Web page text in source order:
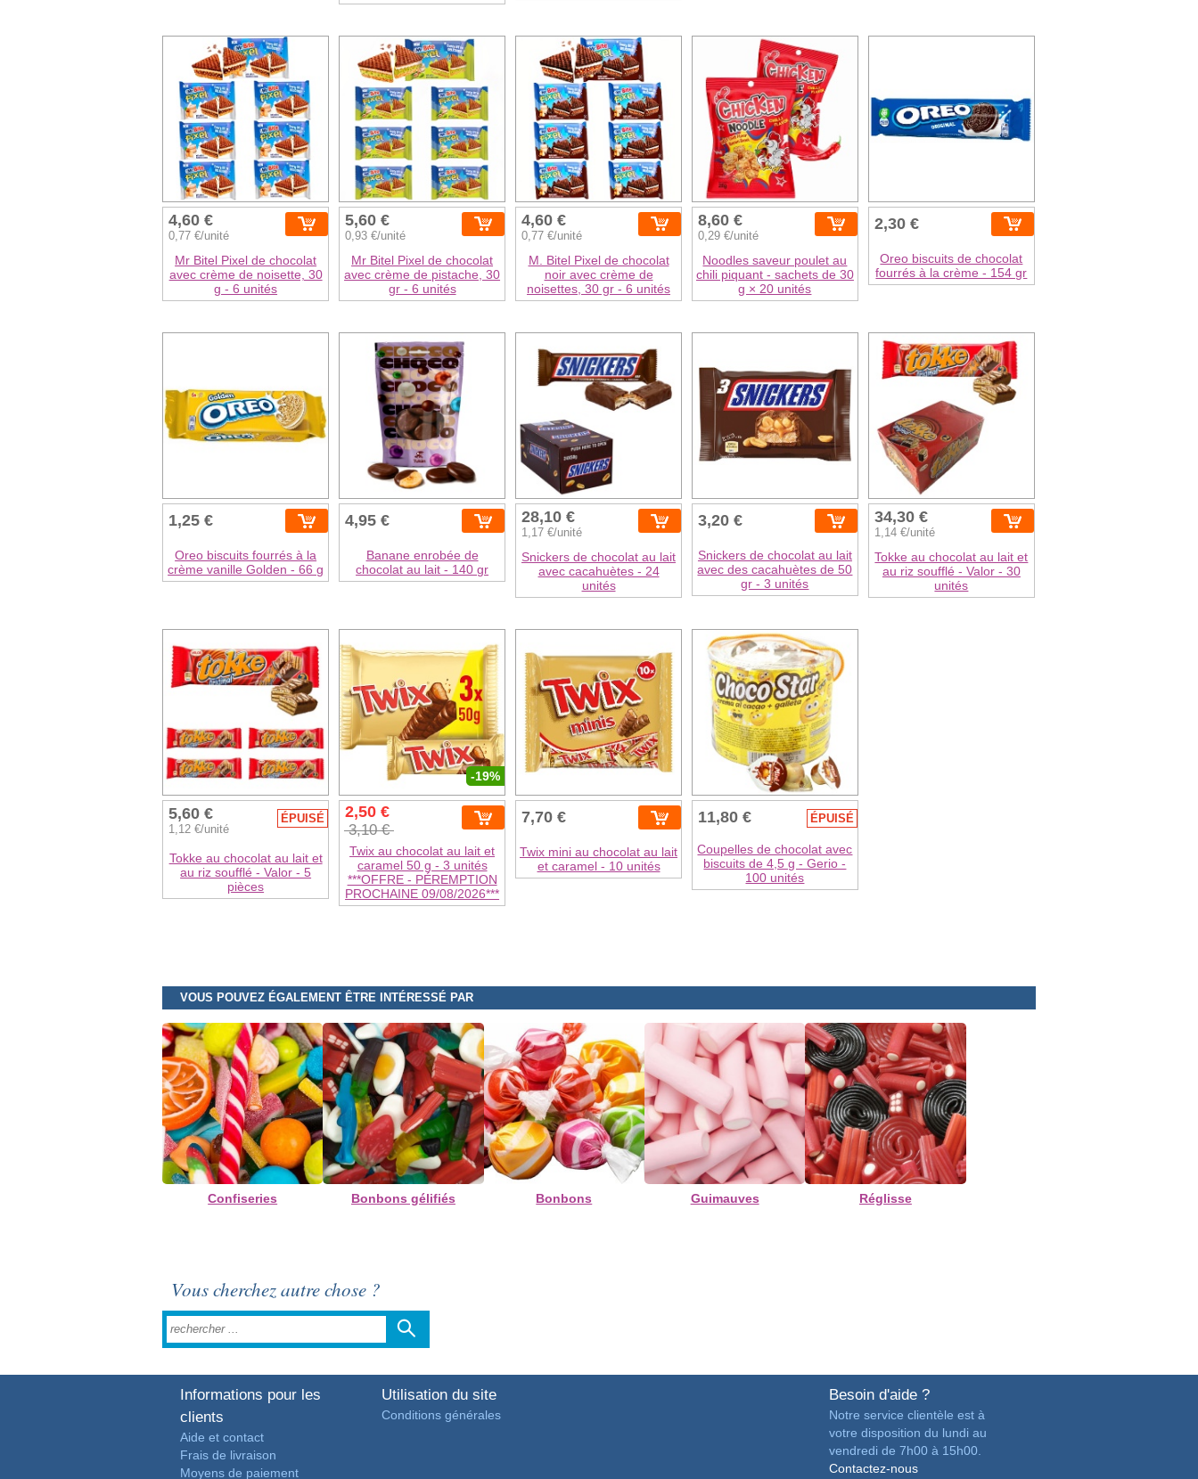
4,60 €
0,77 €/unité
Mr Bitel Pixel de chocolat
avec crème de noisette, 30
g - 6 unités
5,60 €
0,93 €/unité
Mr Bitel Pixel de chocolat
avec crème de pistache, 30
gr - 6 unités
4,60 €
0,77 €/unité
M. Bitel Pixel de chocolat
noir avec crème de
noisettes, 30 gr - 6 unités
8,60 €
0,29 €/unité
Noodles saveur poulet au
chili piquant - sachets de 30
g × 20 unités
2,30 €
Oreo biscuits de chocolat
fourrés à la crème - 154 gr
1,25 €
Oreo biscuits fourrés à la
crème vanille Golden - 66 g
4,95 €
Banane enrobée de
chocolat au lait - 140 gr
28,10 €
1,17 €/unité
Snickers de chocolat au lait
avec cacahuètes - 24
unités
3,20 €
Snickers de chocolat au lait
avec des cacahuètes de 50
gr - 3 unités
34,30 €
1,14 €/unité
Tokke au chocolat au lait et
au riz soufflé - Valor - 30
unités
5,60 €
1,12 €/unité
ÉPUISÉ
Tokke au chocolat au lait et
au riz soufflé - Valor - 5
pièces
-19%
2,50 €
3,10 €
Twix au chocolat au lait et
caramel 50 g - 3 unités
***OFFRE - PÉREMPTION
PROCHAINE 09/08/2026***
7,70 €
Twix mini au chocolat au lait
et caramel - 10 unités
11,80 € ÉPUISÉ
Coupelles de chocolat avec
biscuits de 4,5 g - Gerio -
100 unités
VOUS POUVEZ ÉGALEMENT ÊTRE INTÉRESSÉ PAR
Confiseries Bonbons gélifiés Bonbons Guimauves Réglisse
Vous cherchez autre chose ?
Informations pour les
clients
Aide et contact
Frais de livraison
Moyens de paiement
Utilisation du site
Conditions générales
Besoin d'aide ?
Notre service clientèle est à
votre disposition du lundi au
vendredi de 7h00 à 15h00.
Contactez-nous